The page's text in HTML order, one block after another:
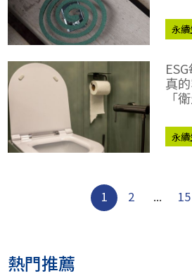
永
真
「
永
1 2 ... 15
熱門推薦